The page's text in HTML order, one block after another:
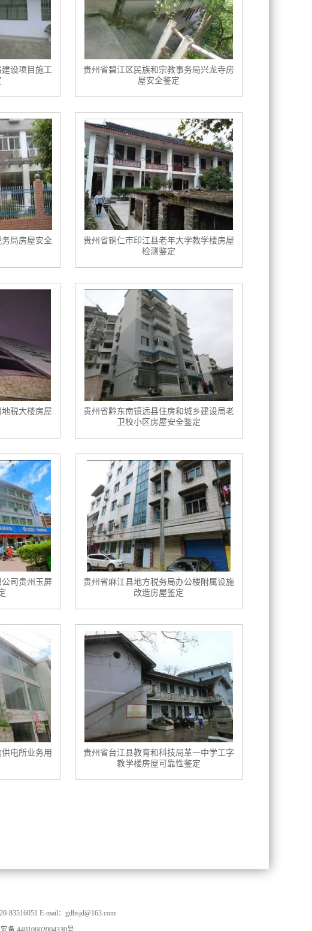
设项目施工
贵州省碧江区民族和宗教事务局兴龙寺房
屋安全鉴定
局房屋安全
贵州省铜仁市印江县老年大学教学楼房屋
检测鉴定
税大楼房屋
贵州省黔东南镇远县住房和城乡建设局老
卫校小区房屋安全鉴定
司贵州玉屏
贵州省麻江县地方税务局办公楼附属设施
改造房屋鉴定
电所业务用
贵州省台江县教育和科技局革一中学工字
教学楼房屋可靠性鉴定
E-mail：gdbsjd@163.com